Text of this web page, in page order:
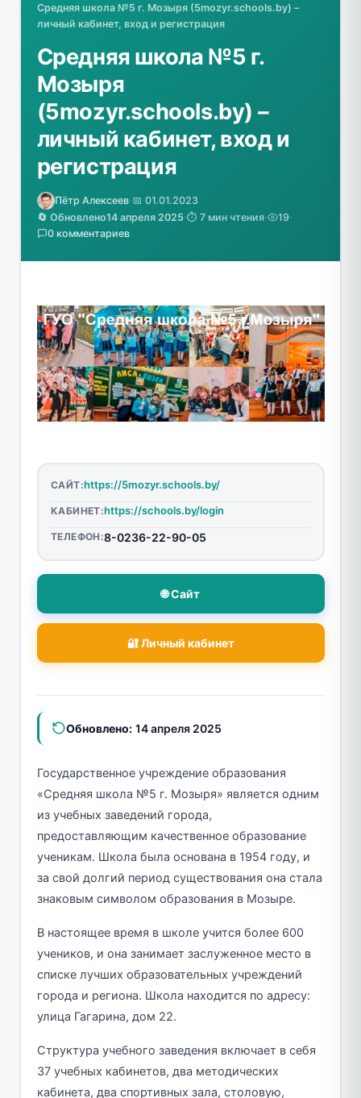
Средняя школа №5 г. Мозыря (5mozyr.schools.by) –
личный кабинет, вход и регистрация
Средняя школа №5 г.
Мозыря
(5mozyr.schools.by) –
личный кабинет, вход и
регистрация
Пётр Алексеев·📅 01.01.2023
🔄 Обновлено14 апреля 2025·⏱️ 7 мин чтения· 19·
0 комментариев
САЙТ:https://5mozyr.schools.by/
КАБИНЕТ:https://schools.by/login
ТЕЛЕФОН:8-0236-22-90-05
🌐 Сайт
🔐 Личный кабинет
Обновлено: 14 апреля 2025
Государственное учреждение образования
«Средняя школа №5 г. Мозыря» является одним
из учебных заведений города,
предоставляющим качественное образование
ученикам. Школа была основана в 1954 году, и
за свой долгий период существования она стала
знаковым символом образования в Мозыре.
В настоящее время в школе учится более 600
учеников, и она занимает заслуженное место в
списке лучших образовательных учреждений
города и региона. Школа находится по адресу:
улица Гагарина, дом 22.
Структура учебного заведения включает в себя
37 учебных кабинетов, два методических
кабинета, два спортивных зала, столовую,